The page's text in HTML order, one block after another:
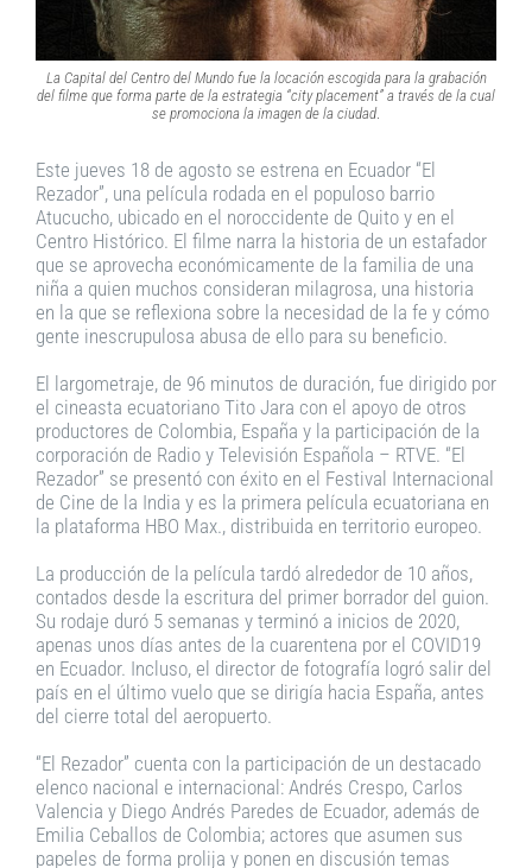
La Capital del Centro del Mundo fue la locación escogida para la grabación
del filme que forma parte de la estrategia “city placement” a través de la cual
se promociona la imagen de la ciudad.
Este jueves 18 de agosto se estrena en Ecuador “El
Rezador”, una película rodada en el populoso barrio
Atucucho, ubicado en el noroccidente de Quito y en el
Centro Histórico. El filme narra la historia de un estafador
que se aprovecha económicamente de la familia de una
niña a quien muchos consideran milagrosa, una historia
en la que se reflexiona sobre la necesidad de la fe y cómo
gente inescrupulosa abusa de ello para su beneficio.
El largometraje, de 96 minutos de duración, fue dirigido por
el cineasta ecuatoriano Tito Jara con el apoyo de otros
productores de Colombia, España y la participación de la
corporación de Radio y Televisión Española – RTVE. “El
Rezador” se presentó con éxito en el Festival Internacional
de Cine de la India y es la primera película ecuatoriana en
la plataforma HBO Max., distribuida en territorio europeo.
La producción de la película tardó alrededor de 10 años,
contados desde la escritura del primer borrador del guion.
Su rodaje duró 5 semanas y terminó a inicios de 2020,
apenas unos días antes de la cuarentena por el COVID19
en Ecuador. Incluso, el director de fotografía logró salir del
país en el último vuelo que se dirigía hacia España, antes
del cierre total del aeropuerto.
“El Rezador” cuenta con la participación de un destacado
elenco nacional e internacional: Andrés Crespo, Carlos
Valencia y Diego Andrés Paredes de Ecuador, además de
Emilia Ceballos de Colombia; actores que asumen sus
papeles de forma prolija y ponen en discusión temas